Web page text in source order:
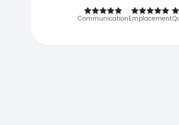
CommunicationEmplacement